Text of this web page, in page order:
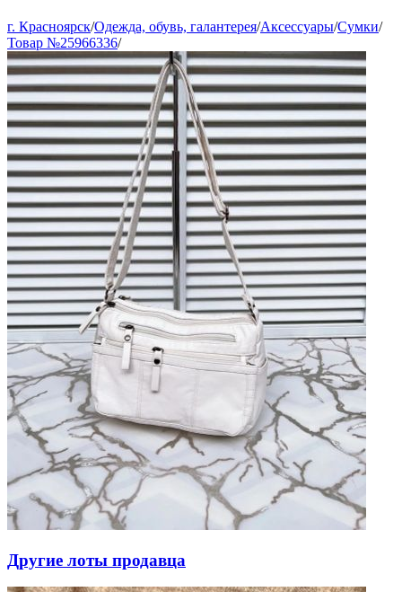
г. Красноярск/Одежда, обувь, галантерея/Аксессуары/Сумки/
Товар №25966336/
Другие лоты продавца